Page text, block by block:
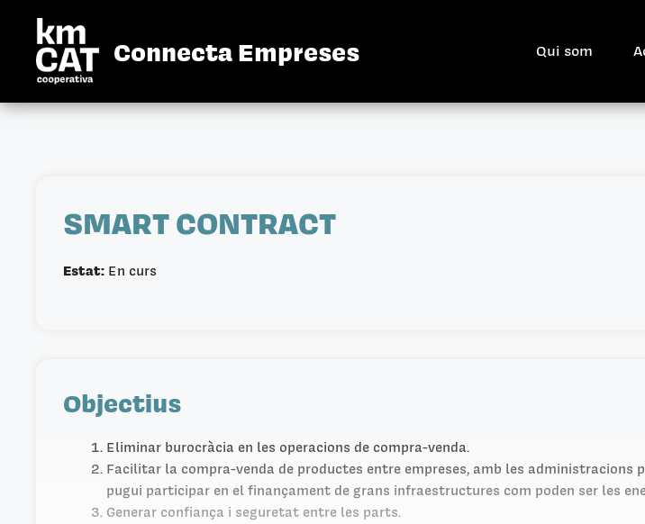
contingut
Connecta Empreses Qui som
SMART CONTRACT
Estat: En curs
Objectius
Eliminar burocràcia en les operacions de compra-venda.
Facilitar la compra-venda de productes entre empreses, amb les
pugui participar en el finançament de grans infraestructures com poden ser les
Generar confiança i seguretat entre les parts.